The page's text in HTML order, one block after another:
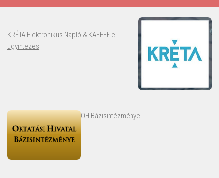
KRÉTA Elektronikus Napló & KAFFEE e-
ügyintézés
OH Bázisintézménye